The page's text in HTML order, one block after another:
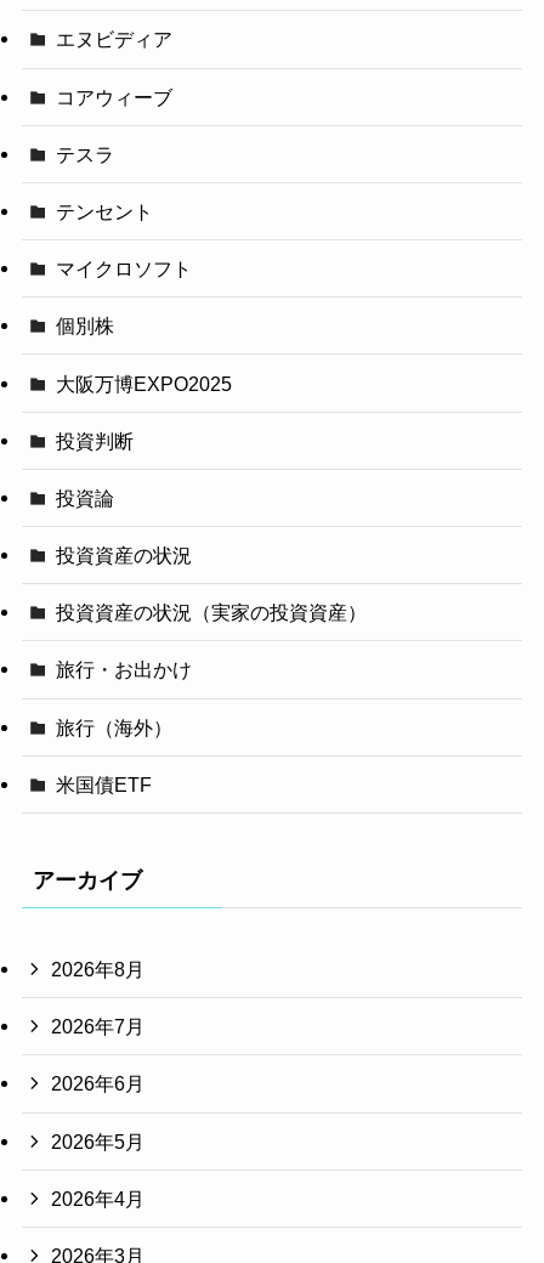
エヌビディア
コアウィーブ
テスラ
テンセント
マイクロソフト
個別株
大阪万博EXPO2025
投資判断
投資論
投資資産の状況
投資資産の状況（実家の投資資産）
旅行・お出かけ
旅行（海外）
米国債ETF
アーカイブ
2026年8月
2026年7月
2026年6月
2026年5月
2026年4月
2026年3月